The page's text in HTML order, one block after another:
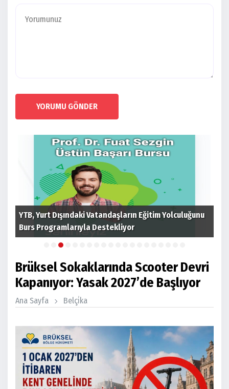
YORUMU GÖNDER
YTB, Yurt Dışındaki Vatandaşların Eğitim Yolculuğunu
Burs Programlarıyla Destekliyor
Brüksel Sokaklarında Scooter Devri
Kapanıyor: Yasak 2027’de Başlıyor
Ana Sayfa Belçi̇ka